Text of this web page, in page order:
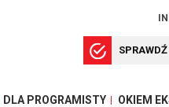
DLA PROGRAMISTY OKIEM